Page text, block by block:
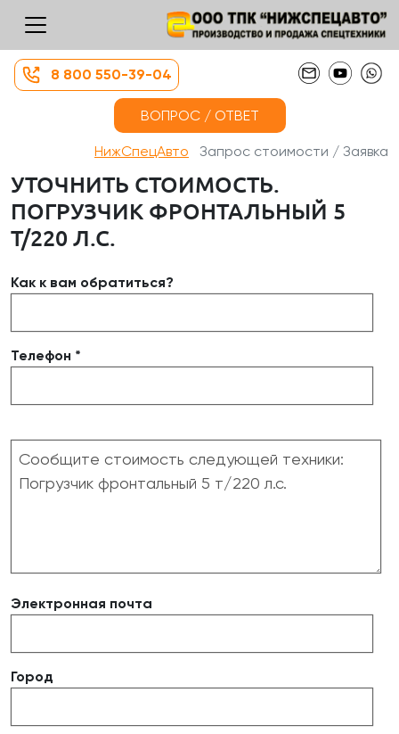
8 800 550-39-04
ВОПРОС / ОТВЕТ
НижСпецАвто Запрос стоимости / Заявка
УТОЧНИТЬ СТОИМОСТЬ.
ПОГРУЗЧИК ФРОНТАЛЬНЫЙ 5
Т/220 Л.С.
Как к вам обратиться?
Телефон *
Электронная почта
Город